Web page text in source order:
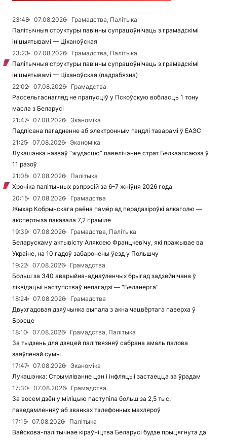
23:48 07.08.2026
Грамадства, Палітыка
Палітычныя структуры павінны супрацоўнічаць з грамадскімі
ініцыятывамі — Ціханоўская
23:23
07.08.2026
Грамадства, Палітыка
Палітычныя структуры павінны супрацоўнічаць з грамадскімі
ініцыятывамі — Ціханоўская (падрабязна)
22:02
07.08.2026
Грамадства
Рассельгаснагляд не прапусціў у Пскоўскую вобласць 1 тону
масла з Беларусі
21:47
07.08.2026
Эканоміка
Падпісана пагадненне аб электронным гандлі таварамі ў ЕАЭС
21:25
07.08.2026
Эканоміка
Лукашэнка назваў “жудасцю” павелічэнне страт Белкаапсаюза ў
11 разоў
21:08
07.08.2026
Палітыка
Хроніка палітычных рэпрэсій за 6–7 жніўня 2026 года
20:15
07.08.2026
Грамадства
Жыхар Кобрынскага раёна памёр ад перадазіроўкі алкаголю —
экспертыза паказала 7,2 праміле
19:39
07.08.2026
Грамадства, Палітыка
Беларускаму актывісту Аляксею Францкевічу, які пражывае ва
Украіне, на 10 гадоў забаронены ўезд у Польшчу
19:22
07.08.2026
Грамадства
Больш за 340 аварыйна-аднаўленчых брыгад задзейнічана ў
ліквідацыі наступстваў непагадзі — "Белэнерга"
18:24
07.08.2026
Грамадства
Двухгадовая дзяўчынка выпала з акна чацвёртага паверха ў
Брэсце
18:10
07.08.2026
Грамадства, Палітыка
За тыдзень для дзяцей палітвязняў сабрана амаль палова
заяўленай сумы
17:47
07.08.2026
Эканоміка
Лукашэнка: Стрымліванне цэн і інфляцыі застаецца за ўрадам
17:30
07.08.2026
Грамадства
За восем дзён у міліцыю паступіла больш за 2,5 тыс.
паведамленняў аб званках тэлефонных махляроў
17:15
07.08.2026
Палітыка
Вайскова-палітычнае кіраўніцтва Беларусі будзе прыцягнута да